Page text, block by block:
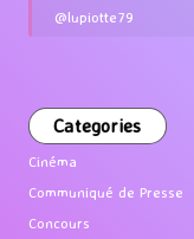
@lupiotte79
Categories
Cinéma
Communiqué de Presse
Concours